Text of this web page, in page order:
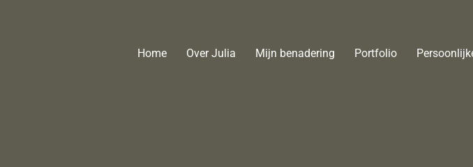
Home Over Julia Mijn benadering Portfolio